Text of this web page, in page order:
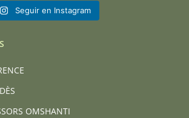
Seguir en Instagram
OMSHANTI